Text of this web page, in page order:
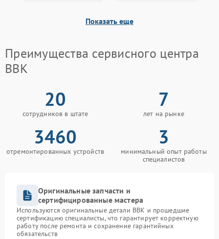
Показать еще
Преимущества сервисного центра
BBK
20
сотрудников в штате
7
лет на рынке
3460
отремонтированных устройств
3
минимальный опыт работы
специалистов
Оригинальные запчасти и
сертифицированные мастера
Используются оригинальные детали BBK и прошедшие
сертификацию специалисты, что гарантирует корректную
работу после ремонта и сохранение гарантийных
обязательств